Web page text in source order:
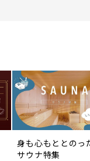
身も心もととのっ
サウナ特集